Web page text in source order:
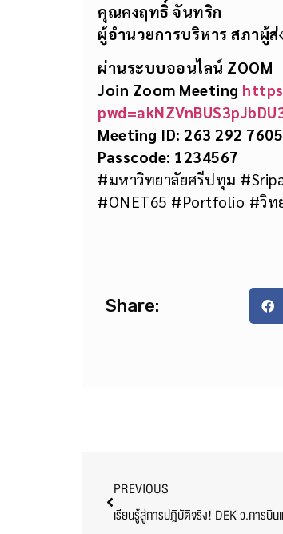
คุณคงฤทธิ์ จันทริก
ผู้อำนวยการบริหาร สภาผู้
ผ่านระบบออนไลน์ ZOOM
Join Zoom Meeting
Meeting ID: 263 292 7605
Passcode: 1234567
#มหาวิทยาลัยศรีปทุม
#ONET65 #Portfolio #วิท
Share:
PREVIOUS